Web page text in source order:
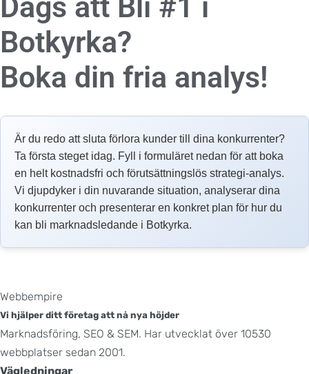
Botkyrka?
Boka din fria analys!
Är du redo att sluta förlora kunder till dina konkurrenter?
Ta första steget idag. Fyll i formuläret nedan för att boka
en helt kostnadsfri och förutsättningslös strategi-analys.
Vi djupdyker i din nuvarande situation, analyserar dina
konkurrenter och presenterar en konkret plan för hur du
kan bli marknadsledande i Botkyrka.
Webbempire
Vi hjälper ditt företag att nå nya höjder
Marknadsföring, SEO & SEM. Har utvecklat över 10530
webbplatser sedan 2001.
Vägledningar